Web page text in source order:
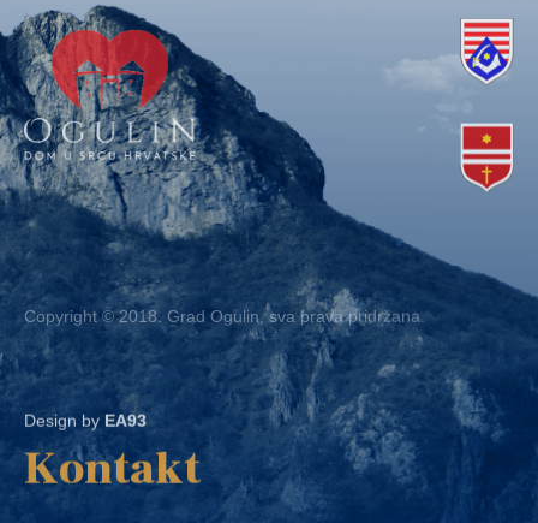
Copyright © 2018. Grad Ogulin, sva prava pridržana.
Design byEA93
Kontakt